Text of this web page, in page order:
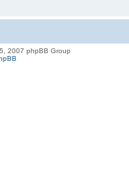
2007 phpBB Group